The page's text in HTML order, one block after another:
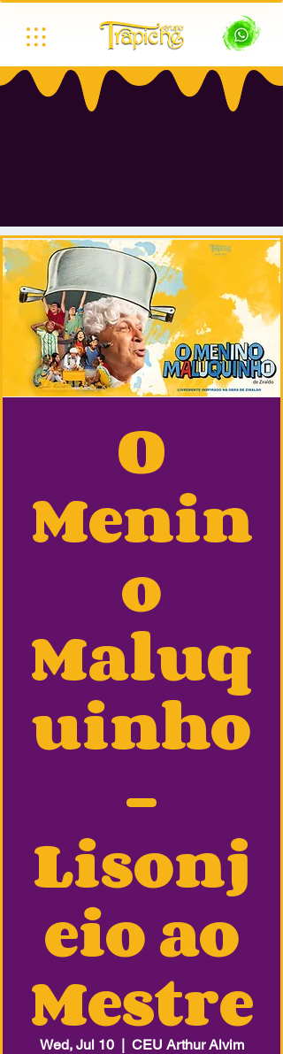
O
Menin
o
Maluq
uinho
-
Lisonj
eio ao
Mestre
Wed, Jul 10
  |
CEU Arthur Alvim